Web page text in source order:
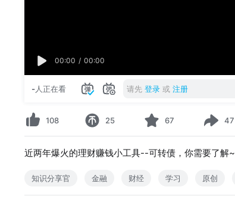
00:00 / 00:00
-人正在看 请先 登录 或 注册
108 25 67 47
近两年爆火的理财赚钱小工具--可转债，你需要了解~
知识分享官 金融 财经 学习 原创